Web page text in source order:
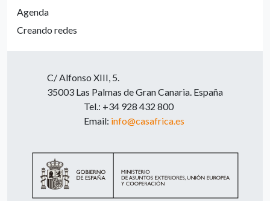
Agenda
Creando redes
C/ Alfonso XIII, 5.
35003 Las Palmas de Gran Canaria. España
Tel.: +34 928 432 800
Email: info@casafrica.es